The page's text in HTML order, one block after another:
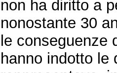
non ha diritto a
nonostante 30
le conseguenze
hanno indotto le